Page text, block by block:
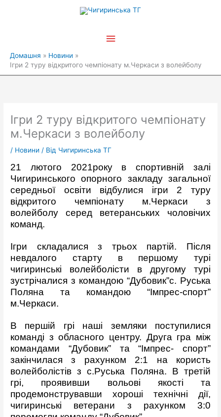
Головне
Домашня
Новини
Ігри 2 туру відкритого чемпіонату м.Черкаси з волейболу
Ігри 2 туру відкритого чемпіонату
м.Черкаси з волейболу
/ Новини / Від Чигиринська ТГ
21 лютого 2021року в спортивній залі
Чигиринського опорного закладу загальної
середньої освіти відбулися ігри 2 туру
відкритого чемпіонату м.Черкаси з
волейболу серед ветеранських чоловічих
команд.
Ігри складалися з трьох партій. Після
невдалого старту в першому турі
чигиринські волейболісти в другому турі
зустрічалися з командою “Дубовик”с. Руська
Поляна та командою “Імпрес-спорт”
м.Черкаси.
В першій грі наші земляки поступилися
команді з обласного центру. Друга гра між
командами “Дубовик” та “Імпрес- спорт”
закінчилася з рахунком 2:1 на користь
волейболістів з с.Руська Поляна. В третій
грі, проявивши вольові якості та
продемонструвавши хороші технічні дії,
чигиринські ветерани з рахунком 3:0